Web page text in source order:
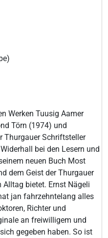
Werken Tuusig Aamer
Törn (1974) und
Thurgauer Schriftsteller
bei den Lesern und
neuen Buch Most
dem Geist der Thurgauer
Alltag bietet. Ernst Nägeli
jan fahrzehntelang alles
Richter und
an freiwilligem und
gegeben haben. So ist